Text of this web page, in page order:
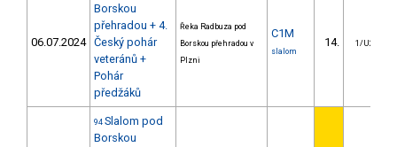
06.07.2024
Borskou
přehradou + 4.
Český pohár
veteránů +
Pohár
předžáků
Řeka Radbuza pod
Borskou přehradou v
Plzni
C1M
slalom
14. 1/U23
94 Slalom pod
Borskou